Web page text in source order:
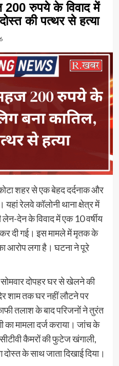
रुपये के विवाद में
की पत्थर से हत्या
शहर से एक बेहद दर्दनाक और
रेलवे कॉलोनी थाना क्षेत्र में
देन के विवाद में एक 10 वर्षीय
दी गई। इस मामले में मृतक के
आरोप लगा है। घटना ने पूरे
दोपहर घर से खेलने की
शाम तक घर नहीं लौटने पर
तलाश के बाद परिजनों ने तुरंत
मामला दर्ज कराया। जांच के
कैमरों की फुटेज खंगाली,
के साथ जाता दिखाई दिया।